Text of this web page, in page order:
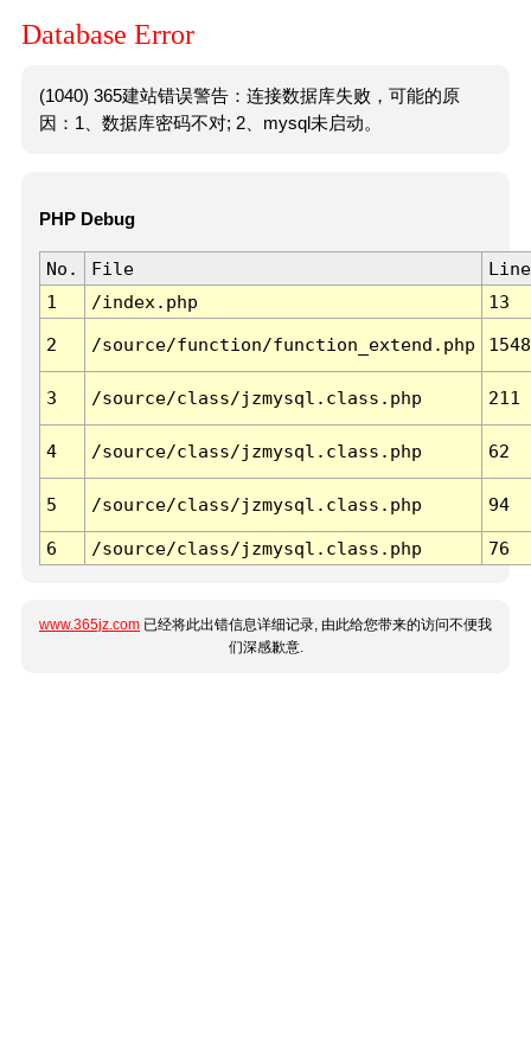
Database Error
(1040) 365建站错误警告：连接数据库失败，可能的原
因：1、数据库密码不对; 2、mysql未启动。
PHP Debug
No. File
Line
1
/index.php 13
2 /source/function/function_extend.php 1548
3 /source/class/jzmysql.class.php 211
4 /source/class/jzmysql.class.php 62
5 /source/class/jzmysql.class.php 94
6 /source/class/jzmysql.class.php 76
www.365jz.com 已经将此出错信息详细记录, 由此给您带来的访问不便我
们深感歉意.